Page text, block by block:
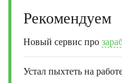
Рекомендуем
Новый сервис про
Устал пыхтеть на